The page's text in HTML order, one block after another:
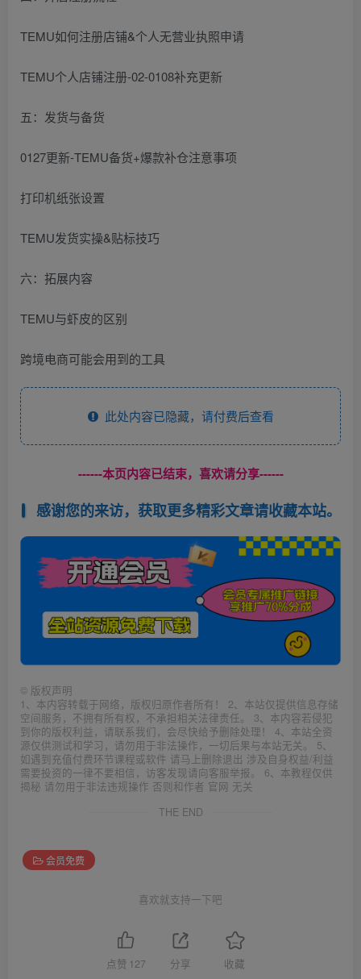
TEMU如何注册店铺&个人无营业执照申请
TEMU个人店铺注册-02-0108补充更新
五：发货与备货
0127更新-TEMU备货+爆款补仓注意事项
打印机纸张设置
TEMU发货实操&贴标技巧
六：拓展内容
TEMU与虾皮的区别
跨境电商可能会用到的工具
此处内容已隐藏，请付费后查看
------本页内容已结束，喜欢请分享------
感谢您的来访，获取更多精彩文章请收藏本站。
© 版权声明
1、本内容转载于网络，版权归原作者所有！ 2、本站仅提供信息存储
空间服务，不拥有所有权，不承担相关法律责任。 3、本内容若侵犯
到你的版权利益，请联系我们，会尽快给予删除处理！ 4、本站全资
源仅供测试和学习，请勿用于非法操作，一切后果与本站无关。 5、
如遇到充值付费环节课程或软件 请马上删除退出 涉及自身权益/利益
需要投资的一律不要相信，访客发现请向客服举报。 6、本教程仅供
揭秘 请勿用于非法违规操作 否则和作者 官网 无关
THE END
会员免费
喜欢就支持一下吧
点赞 127 分享 收藏